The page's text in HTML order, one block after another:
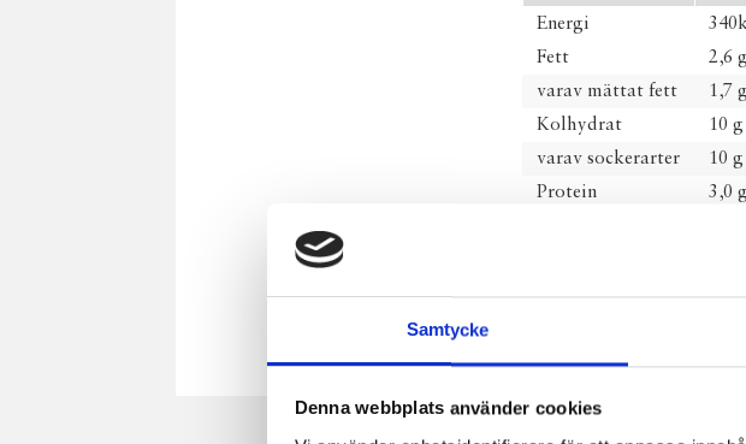
Samtycke
Denna webbplats använder cookies
Energi
Fett
2,6 g
varav mättat fett
1,7 g
Kolhydrat
10 g
varav sockerarter
10 g
Protein
3,0 g
Facebook
Twitter